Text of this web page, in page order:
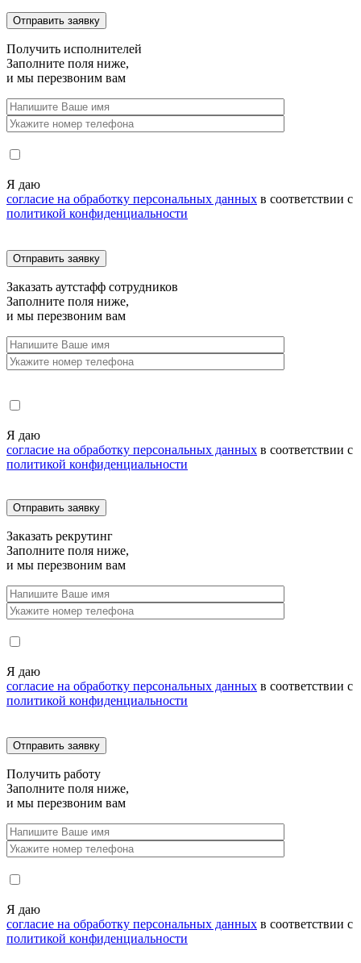
Получить исполнителей
Заполните поля ниже,
и мы перезвоним вам
Я даю
согласие на обработку персональных данных в соответствии с
политикой конфиденциальности
Заказать аутстафф сотрудников
Заполните поля ниже,
и мы перезвоним вам
Я даю
согласие на обработку персональных данных в соответствии с
политикой конфиденциальности
Заказать рекрутинг
Заполните поля ниже,
и мы перезвоним вам
Я даю
согласие на обработку персональных данных в соответствии с
политикой конфиденциальности
Получить работу
Заполните поля ниже,
и мы перезвоним вам
Я даю
согласие на обработку персональных данных в соответствии с
политикой конфиденциальности